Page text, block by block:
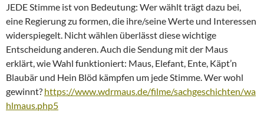
JEDE Stimme ist von Bedeutung: Wer wählt trägt dazu bei,
eine Regierung zu formen, die ihre/seine Werte und Interessen
widerspiegelt. Nicht wählen überlässt diese wichtige
Entscheidung anderen. Auch die Sendung mit der Maus
erklärt, wie Wahl funktioniert: Maus, Elefant, Ente, Käpt’n
Blaubär und Hein Blöd kämpfen um jede Stimme. Wer wohl
gewinnt? https://www.wdrmaus.de/filme/sachgeschichten/wa
hlmaus.php5